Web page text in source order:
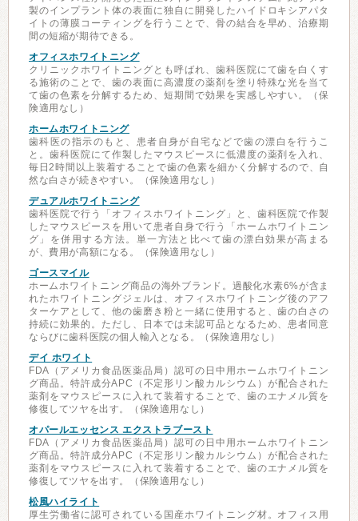
製のインプラント体の表面に独自に開発したハイドロキシアパタ
イトの薄膜コーティングを行うことで、骨の結合を早め、治療期
間の短縮が期待できる。
オフィスホワイトニング
クリニックホワイトニングとも呼ばれ、歯科医院にて歯を白くす
る施術のことで、歯の表面に高濃度の薬剤を塗り特殊な光を当て
て歯の色素を分解するため、短期間で効果を実感しやすい。（保
険適用なし）
ホームホワイトニング
歯科医の指示のもと、患者自身が自宅などで歯の漂白を行うこ
と。歯科医院にて作製したマウスピースに低濃度の薬剤を入れ、
毎日2時間以上装着することで歯の色素を細かく分解するので、自
然な白さが続きやすい。（保険適用なし）
デュアルホワイトニング
歯科医院で行う「オフィスホワイトニング」と、歯科医院で作製
したマウスピースを用いて患者自身で行う「ホームホワイトニン
グ」を併用する方法。単一方法と比べて歯の漂白効果が高まる
が、費用が高額になる。（保険適用なし）
ゴースマイル
ホームホワイトニング商品の海外ブランド。過酸化水素6%が含ま
れたホワイトニングジェルは、オフィスホワイトニング後のアフ
ターケアとして、他の歯磨き粉と一緒に使用すると、歯の白さの
持続に効果的。ただし、日本では未認可品となるため、患者同意
ならびに歯科医院の個人輸入となる。（保険適用なし）
デイ ホワイト
FDA（アメリカ食品医薬品局）認可の日中用ホームホワイトニン
グ商品。特許成分APC（不定形リン酸カルシウム）が配合された
薬剤をマウスピースに入れて装着することで、歯のエナメル質を
修復してツヤを出す。（保険適用なし）
オパールエッセンス エクストラブースト
FDA（アメリカ食品医薬品局）認可の日中用ホームホワイトニン
グ商品。特許成分APC（不定形リン酸カルシウム）が配合された
薬剤をマウスピースに入れて装着することで、歯のエナメル質を
修復してツヤを出す。（保険適用なし）
松風ハイライト
厚生労働省に認可されている国産ホワイトニング材。オフィス用